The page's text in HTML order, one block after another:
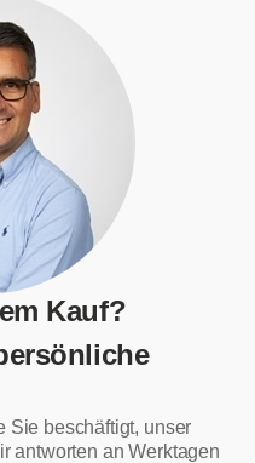
Kauf?
Sie beschäftigt, unser
antworten an Werktagen